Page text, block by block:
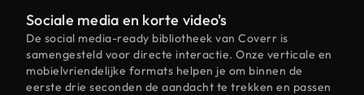
Sociale media en korte video's
De social media-ready bibliotheek van Coverr is
samengesteld voor directe interactie. Onze verticale en
mobielvriendelijke formats helpen je om binnen de
eerste drie seconden de aandacht te trekken en passen